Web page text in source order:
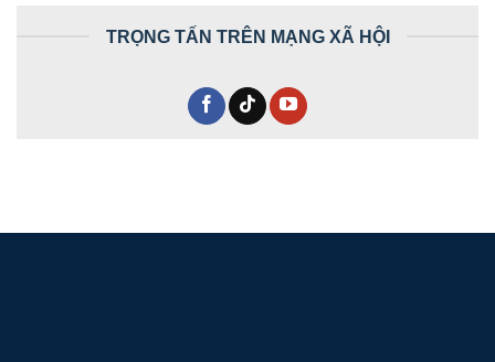
TRỌNG TẤN TRÊN MẠNG XÃ HỘI